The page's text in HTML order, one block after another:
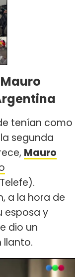
tenían como
segunda
Mauro
a la hora de
esposa y
dio un
llanto.